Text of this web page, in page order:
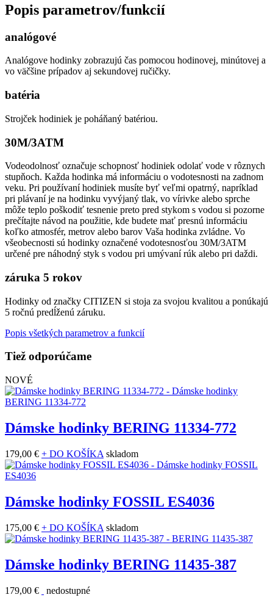
Popis parametrov/funkcií
analógové
Analógove hodinky zobrazujú čas pomocou hodinovej, minútovej a
vo väčšine prípadov aj sekundovej ručičky.
batéria
Strojček hodiniek je poháňaný batériou.
30M/3ATM
Vodeodolnosť označuje schopnosť hodiniek odolať vode v rôznych
stupňoch. Každa hodinka má informáciu o vodotesnosti na zadnom
veku. Pri používaní hodiniek musíte byť veľmi opatrný, napríklad
pri plávaní je na hodinku vyvýjaný tlak, vo vírivke alebo sprche
môže teplo poškodiť tesnenie preto pred stykom s vodou si pozorne
prečítajte návod na použitie, kde budete mať presnú informáciu
koľko atmosfér, metrov alebo barov Vaša hodinka zvládne. Vo
všeobecnosti sú hodinky označené vodotesnosťou 30M/3ATM
určené pre náhodný styk s vodou pri umývaní rúk alebo pri daždi.
záruka 5 rokov
Hodinky od značky CITIZEN si stoja za svojou kvalitou a ponúkajú
5 ročnú predĺženú záruku.
Popis všetkých parametrov a funkcií
Tiež odporúčame
NOVÉ
Dámske hodinky BERING 11334-772
179,00 € + DO KOŠÍKA skladom
Dámske hodinky FOSSIL ES4036
175,00 € + DO KOŠÍKA skladom
Dámske hodinky BERING 11435-387
179,00 € nedostupné